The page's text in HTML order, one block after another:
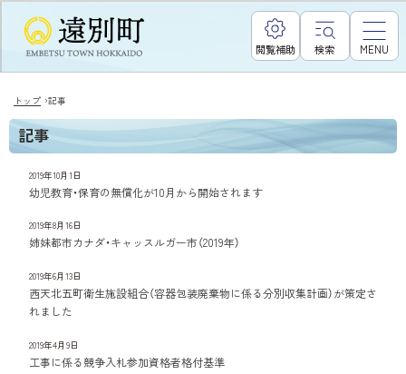
閲覧補助 検索 MENU
トップ ›記事
記事
2019年10月1日
幼児教育・保育の無償化が10月から開始されます
2019年8月16日
姉妹都市カナダ・キャッスルガー市（2019年）
2019年6月13日
西天北五町衛生施設組合（容器包装廃棄物に係る分別収集計画）が策定さ
れました
2019年4月9日
工事に係る競争入札参加資格者格付基準